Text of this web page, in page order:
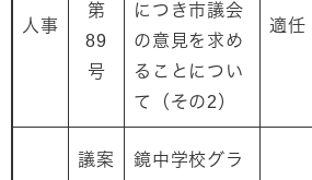
人事
第
89
号
につき市議会
の意見を求め
ることについ
て（その2）
適任
議案
鏡中学校グラ